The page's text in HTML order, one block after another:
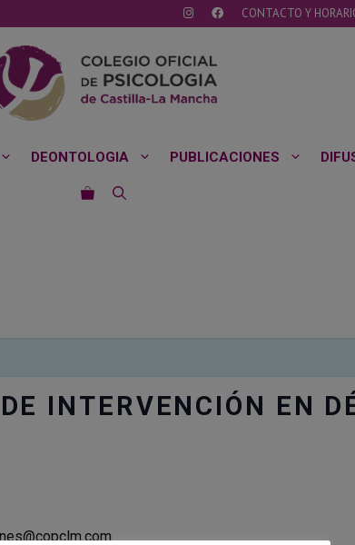
CONTACTO Y
DEONTOLOGIA PUBLICACIONES
INTERVENCIÓN EN